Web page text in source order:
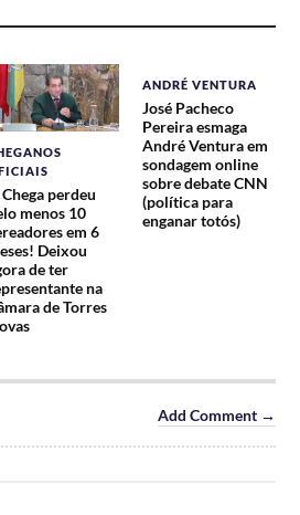
perdeu
menos 10
em 6
Deixou
de ter
na
de Torres
ANDRÉ VENTURA
José Pacheco
Pereira esmaga
André Ventura em
sondagem online
sobre debate CNN
(política para
enganar totós)
Add Comment →